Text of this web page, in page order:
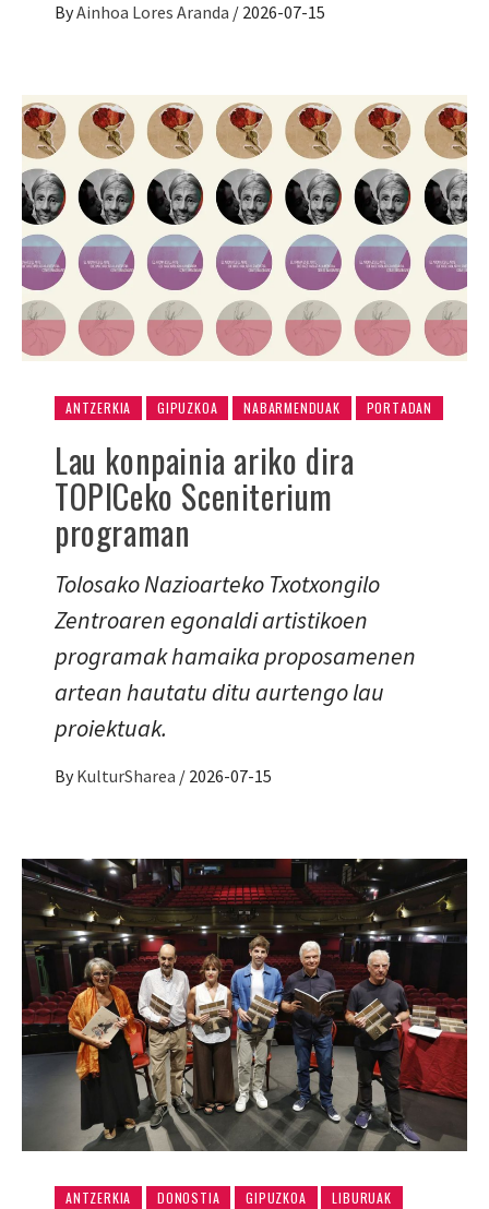
ByAinhoa Lores Aranda / 2026-07-15
ANTZERKIA GIPUZKOA NABARMENDUAK PORTADAN
Lau konpainia ariko dira
TOPICeko Sceniterium
programan
Tolosako Nazioarteko Txotxongilo
Zentroaren egonaldi artistikoen
programak hamaika proposamenen
artean hautatu ditu aurtengo lau
proiektuak.
By KulturSharea / 2026-07-15
ANTZERKIA DONOSTIA GIPUZKOA
LIBURUAK